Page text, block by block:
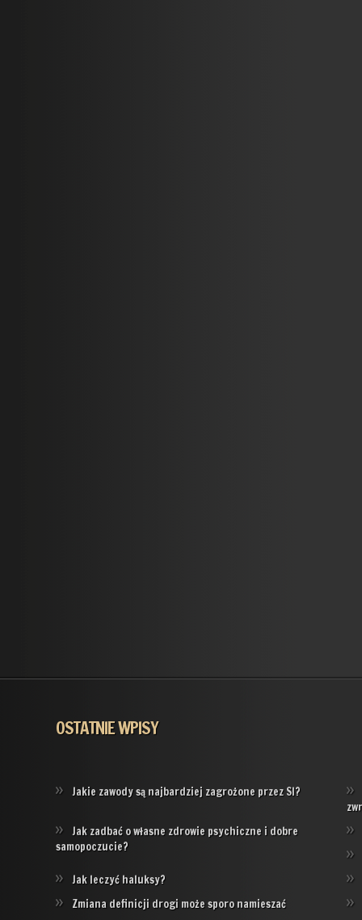
OSTATNIE WPISY
Jakie zawody są najbardziej zagrożone przez SI?
Jak zadbać o własne zdrowie psychiczne i dobre
samopoczucie?
Jak leczyć haluksy?
Zmiana definicji drogi może sporo namieszać